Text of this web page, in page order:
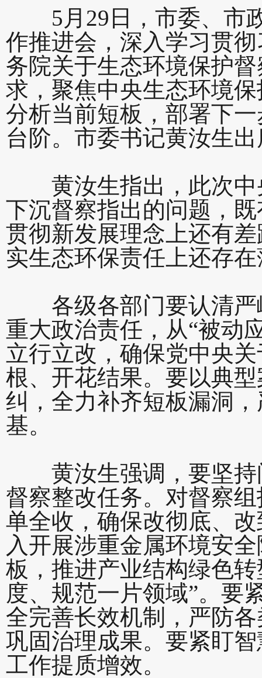
5月29日，市委、市政
作推进会，深入学习贯
务院关于生态环境保护
求，聚焦中央生态环境
分析当前短板，部署下
台阶。市委书记黄汝生
黄汝生指出，此次中
下沉督察指出的问题，
贯彻新发展理念上还有
实生态环保责任 上还存
各级各部门要认清严
重大政治责任，从“被动
立行立改，确保党中央
根、开花结果。要以典
纠，全力补齐短板漏洞
基。
黄汝生强调，要坚持
督察整改任务。对督察
单全收，确保改彻底、
入开展涉重金属环境安
板，推进产业结构绿色
度、规范一片领域”。要
全完善长效机制，严防
巩固治理成果。要紧盯
工作提质增效。